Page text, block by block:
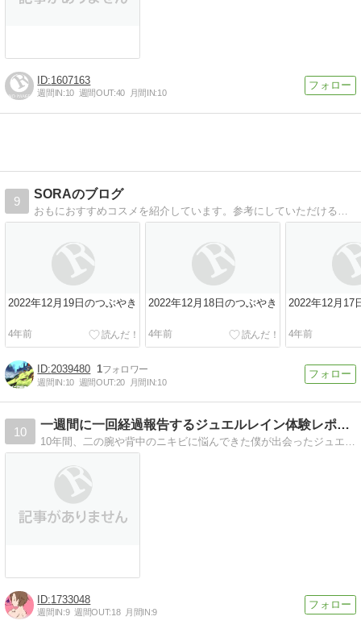
1607163
週間IN:10 週間OUT:40 月間IN:10
9
SORAのブログ
2022年12月19日のつぶやき
4年前
2022年12月18日のつぶやき
4年前
2022年12月17
4年前
2039480 1
週間IN:10 週間OUT:20 月間IN:10
10
一週間に一回経過報告するジュエルレイン体験レポート
1733048
週間IN:9 週間OUT:18 月間IN:9